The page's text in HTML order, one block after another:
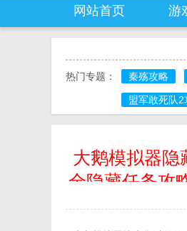
网站首页 游
热门专题： 秦殇攻略
盟军敢死队2
大鹅模拟器隐
全隐藏任务攻